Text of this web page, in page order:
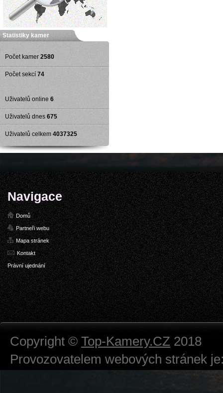
Statistiky kamer
Počet kamer 2580
Počet sekcí 74
Uživatelů online 6
Uživatelů dnes 675
Uživatelů celkem 4037325
Navigace
Domů
Partneři webu
Mapa stránek
Kontakt
Právní ujednání
Copyright © Top-Kamery.CZ 2018
Provozovatelem webových stránek